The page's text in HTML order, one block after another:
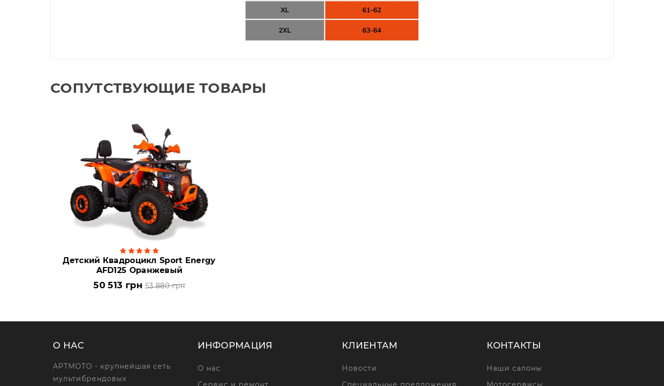
СОПУТСТВУЮЩИЕ ТОВАРЫ
Детский Квадроцикл Sport Energy
AFD125 Оранжевый
50 513 грн 53 880 грн
О НАС
АРТМОТО - крупнейшая сеть
мультибрендовых
ИНФОРМАЦИЯ
О нас
КЛИЕНТАМ
Новости
КОНТАКТЫ
Наши салоны